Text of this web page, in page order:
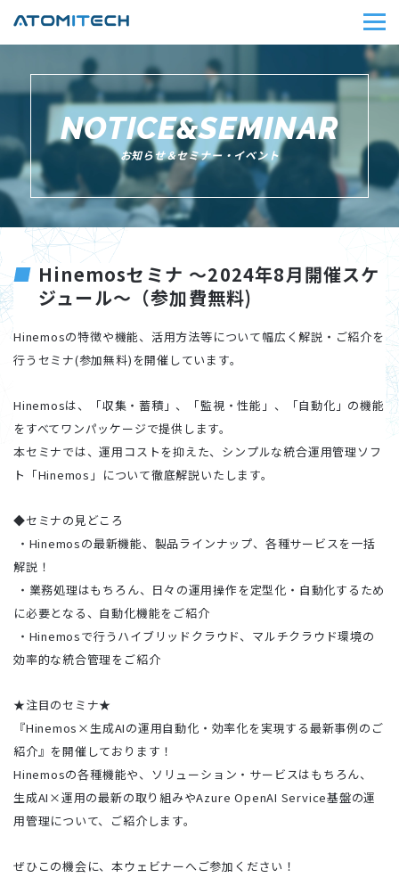
NOTICE&SEMINAR
お知らせ＆セミナー・イベント
Hinemosセミナ ～2024年8月開催スケ
ジュール～（参加費無料)
Hinemosの特徴や機能、活用方法等について幅広く解説・ご紹介を
行うセミナ(参加無料)を開催しています。
Hinemosは、「収集・蓄積」、「監視・性能」、「自動化」の機能
をすべてワンパッケージで提供します。
本セミナでは、運用コストを抑えた、シンプルな統合運用管理ソフ
ト「Hinemos」について徹底解説いたします。
◆セミナの見どころ
・Hinemosの最新機能、製品ラインナップ、各種サービスを一括
解説！
・業務処理はもちろん、日々の運用操作を定型化・自動化するため
に必要となる、自動化機能をご紹介
・Hinemosで行うハイブリッドクラウド、マルチクラウド環境の
効率的な統合管理をご紹介
★注目のセミナ★
『Hinemos×生成AIの運用自動化・効率化を実現する最新事例のご
紹介』を開催しております！
Hinemosの各種機能や、ソリューション・サービスはもちろん、
生成AI×運用の最新の取り組みやAzure OpenAI Service基盤の運
用管理について、ご紹介します。
ぜひこの機会に、本ウェビナーへご参加ください！